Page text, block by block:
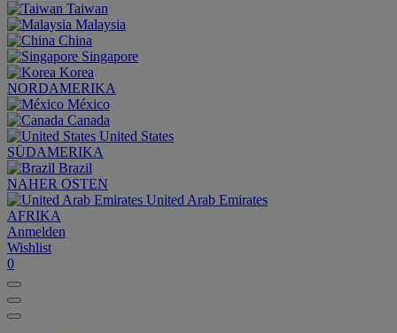
Taiwan
Malaysia
China
Singapore
Korea
NORDAMERIKA
México
Canada
United States
SÜDAMERIKA
Brazil
NAHER OSTEN
United Arab Emirates
AFRIKA
Anmelden
Wishlist
0